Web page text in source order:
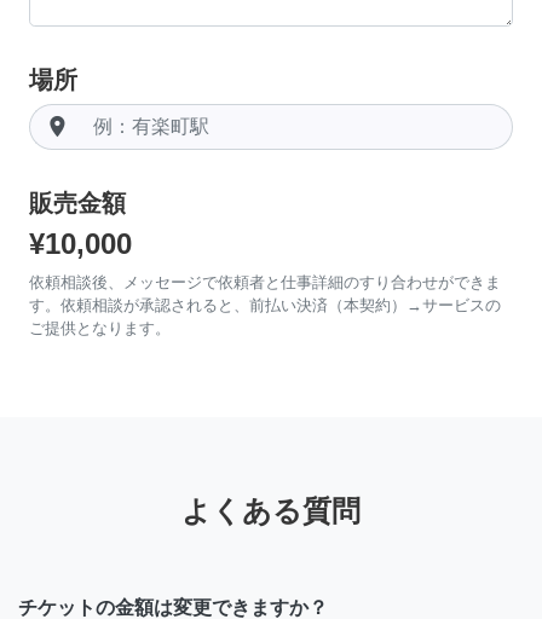
場所
room
販売金額
¥10,000
依頼相談後、メッセージで依頼者と仕事詳細のすり合わせができま
す。依頼相談が承認されると、前払い決済（本契約）→サービスの
ご提供となります。
よくある質問
チケットの金額は変更できますか？